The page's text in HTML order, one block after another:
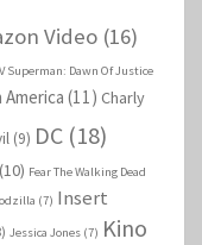
Video (16)
Superman: Dawn Of Justice
(11) Charly
(9) DC (18)
(10) Fear The Walking Dead
(7) Insert
Jessica Jones (7) Kino